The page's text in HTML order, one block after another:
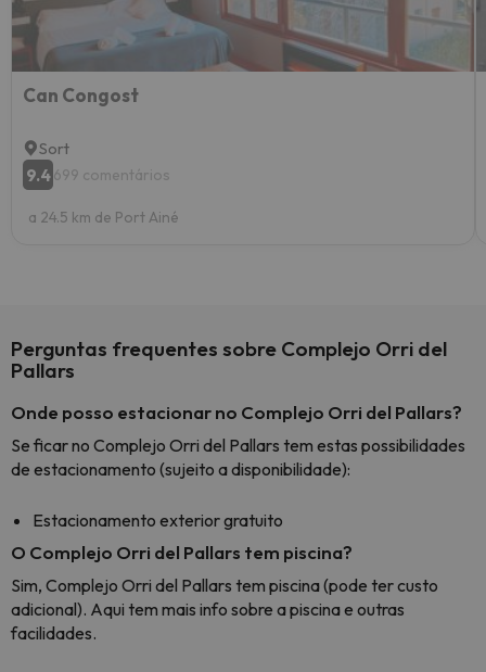
Can Congost
Sort
9.4699 comentários
a 24.5 km de Port Ainé
Perguntas frequentes sobre Complejo Orri del
Pallars
Onde posso estacionar no Complejo Orri del Pallars?
Se ficar no Complejo Orri del Pallars tem estas possibilidades
de estacionamento (sujeito a disponibilidade):
Estacionamento exterior gratuito
O Complejo Orri del Pallars tem piscina?
Sim, Complejo Orri del Pallars tem piscina (pode ter custo
adicional). Aqui tem mais info sobre a piscina e outras
facilidades.